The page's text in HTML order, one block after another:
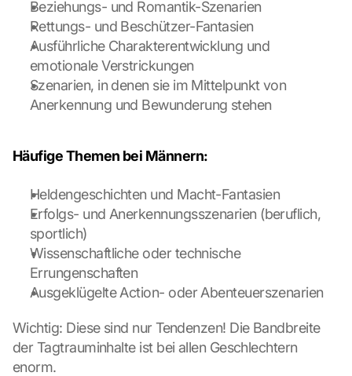
Beziehungs- und Romantik-Szenarien
Rettungs- und Beschützer-Fantasien
Ausführliche Charakterentwicklung und
emotionale Verstrickungen
Szenarien, in denen sie im Mittelpunkt von
Anerkennung und Bewunderung stehen
Häufige Themen bei Männern:
Heldengeschichten und Macht-Fantasien
Erfolgs- und Anerkennungsszenarien (beruflich,
sportlich)
Wissenschaftliche oder technische
Errungenschaften
Ausgeklügelte Action- oder Abenteuerszenarien
Wichtig: Diese sind nur Tendenzen! Die Bandbreite
der Tagtrauminhalte ist bei allen Geschlechtern
enorm.
G
o
g
l